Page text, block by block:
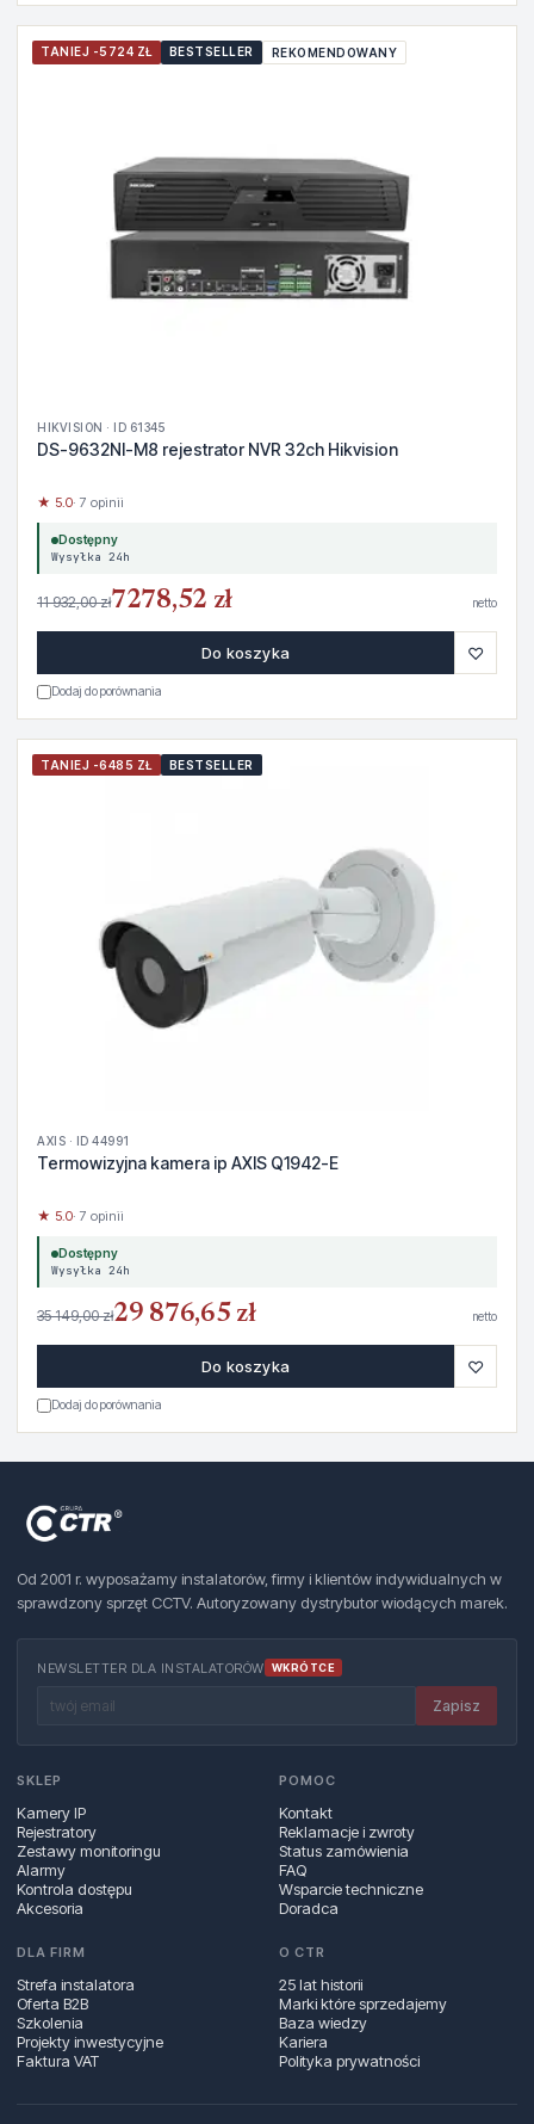
TANIEJ -5724 ZŁ BESTSELLER REKOMENDOWANY
HIKVISION · ID 61345
DS-9632NI-M8 rejestrator NVR 32ch Hikvision
★ 5.0· 7 opinii
Dostępny
Wysyłka 24h
11 932,00 zł7278,52 zł netto
Do koszyka ♡
Dodaj do porównania
TANIEJ -6485 ZŁ BESTSELLER
AXIS · ID 44991
Termowizyjna kamera ip AXIS Q1942-E
★ 5.0· 7 opinii
Dostępny
Wysyłka 24h
35 149,00 zł29 876,65 zł netto
Do koszyka ♡
Dodaj do porównania
Od 2001 r. wyposażamy instalatorów, firmy i klientów indywidualnych w
sprawdzony sprzęt CCTV. Autoryzowany dystrybutor wiodących marek.
NEWSLETTER DLA INSTALATORÓW WKRÓTCE
Zapisz
SKLEP
Kamery IP
Rejestratory
Zestawy monitoringu
Alarmy
Kontrola dostępu
Akcesoria
POMOC
Kontakt
Reklamacje i zwroty
Status zamówienia
FAQ
Wsparcie techniczne
Doradca
DLA FIRM
Strefa instalatora
Oferta B2B
Szkolenia
Projekty inwestycyjne
Faktura VAT
O CTR
25 lat historii
Marki które sprzedajemy
Baza wiedzy
Kariera
Polityka prywatności